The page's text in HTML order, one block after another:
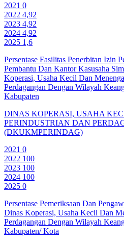
2021 0
2022 4,92
2023 4,92
2024 4,92
2025 1,6
Persentase Fasilitas Penerbitan Izin
Pembantu Dan Kantor Kasusaha
Koperasi, Usaha Kecil Dan
Perdagangan Dengan Wilayah
Kabupaten
DINAS KOPERASI, USAHA
PERINDUSTRIAN DAN
(DKUKMPERINDAG)
2021 0
2022 100
2023 100
2024 100
2025 0
Persentase Pemeriksaan Dan
Dinas Koperasi, Usaha Kecil Dan
Perdagangan Dengan Wilayah
Kabupaten/ Kota